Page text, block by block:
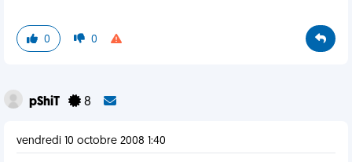
0 0
pShiT 8
vendredi 10 octobre 2008 1:40